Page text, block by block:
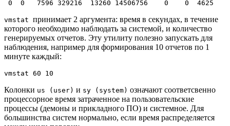
vmstat принимает 2 аргумента: время в секундах, в течение
которого необходимо наблюдать за системой, и количество
генерируемых отчетов. Эту утилиту полезно запускать для
наблюдения, например для формирования 10 отчетов по 1
минуте каждый:
Колонки us (user) и sy (system) означают соответсвенно
процессорное время затраченное на пользовательские
процессы (демоны и прикладного ПО) и системное. Для
большинства систем нормально, если время распределяется